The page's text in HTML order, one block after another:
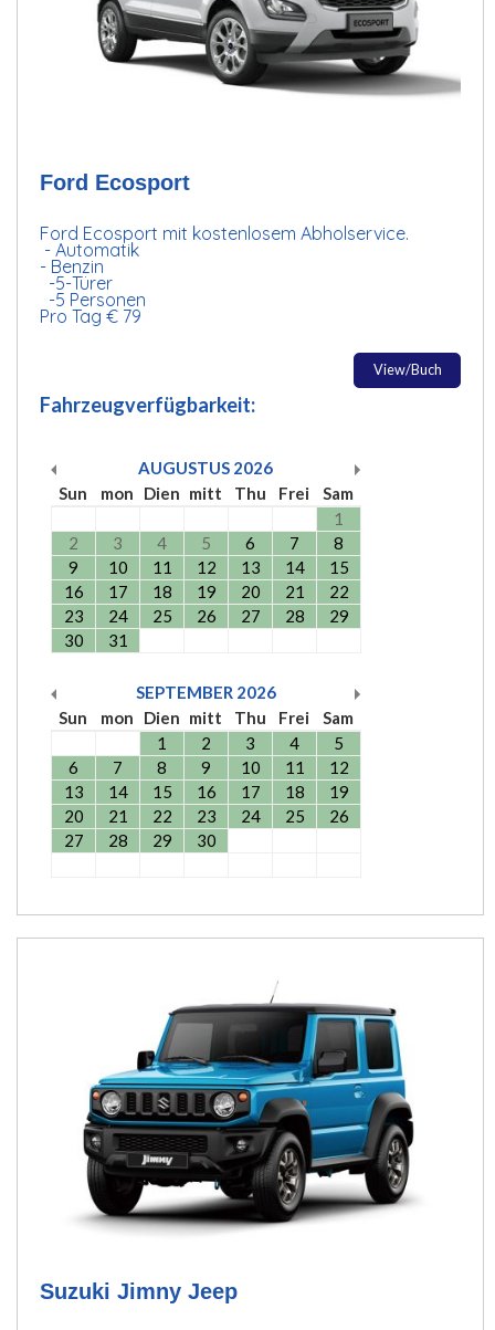
Ford Ecosport
Ford Ecosport mit kostenlosem Abholservice.
- Automatik
- Benzin
-5-Türer
-5 Personen
Pro Tag € 79
View/Buch
Fahrzeugverfügbarkeit:
AUGUSTUS 2026
Sun
mon Dien mitt Thu Frei
Sam
1
2
3 4 5 6 7
8
9
10 11 12 13 14
15
16
17 18 19 20 21
22
23
24 25 26 27 28
29
30
31
SEPTEMBER 2026
Sun
mon Dien mitt Thu Frei
Sam
1
2 3 4
5
6
7 8 9 10 11
12
13
14 15 16 17 18
19
20
21 22 23 24 25
26
27
28 29 30
Suzuki Jimny Jeep